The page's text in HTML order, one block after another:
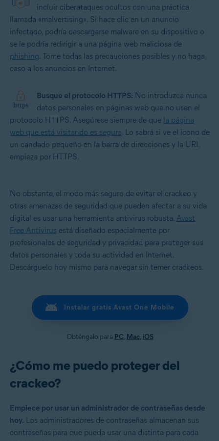
incluir ciberataques ocultos con una práctica
llamada «malvertising». Si hace clic en un anuncio
infectado, podría descargarse malware en su dispositivo o
se le podría redirigir a una página web maliciosa de
phishing. Tome todas las precauciones posibles y no haga
caso a los anuncios en Internet.
Busque el protocolo HTTPS: No introduzca nunca
datos personales en páginas web que no usen el
protocolo HTTPS. Asegúrese siempre de que la página
web que está visitando es segura. Lo sabrá si ve el icono de
un candado pequeño en la barra de direcciones y la URL
empieza por HTTPS.
No obstante, el modo más seguro de evitar el crackeo y
otras amenazas de seguridad que pueden afectar a su vida
digital es usar una herramienta antivirus robusta. Avast
Free Antivirus está diseñado especialmente por
profesionales de seguridad y privacidad para proteger sus
datos personales y toda su actividad en Internet.
Descárguelo hoy mismo para navegar sin temer crackeos.
Instalar gratis Avast One Mobile
Obténgalo para PC, Mac, iOS
¿Cómo me puedo proteger del
crackeo?
Empiece por usar un administrador de contraseñas desde
hoy. Los administradores de contraseñas almacenan sus
contraseñas para que pueda usar una distinta para cada